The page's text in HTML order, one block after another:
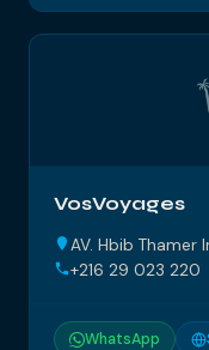
VosVoyages
AV. Hbib Thamer
+216 29 023 220
WhatsApp